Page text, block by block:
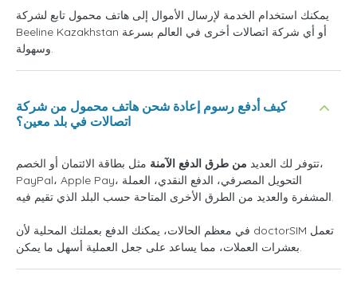
يمكنك استخدام الخدمة لإرسال الأموال إلى هاتف محمول تابع لشركة
Beeline Kazakhstan أو أي شركة اتصالات أخرى في العالم بسرعة
وسهولة.
كيف أدفع رسوم إعادة شحن هاتف محمول من شركة
اتصالات في بلد معين؟
تتوفر لك العديد من طرق الدفع الآمنة مثل بطاقة الائتمان أو الخصم،
PayPal، Apple Pay، التحويل المصرفي، الدفع النقدي، العملة
المشفرة والعديد من الطرق الأخرى المتاحة حسب البلد الذي تقيم فيه.
في معظم الحالات، يمكنك الدفع بعملتك المحلية لأن doctorSIM تعمل
بعشرات العملات، مما يساعد على جعل العملية أسهل ما يمكن.